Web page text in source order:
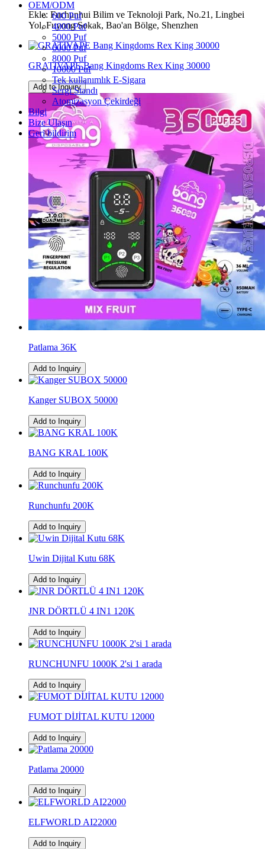
OEM/ODM
600 Puf
4000 Puf
5000 Puf
6000 Puf
8000 Puf
10000 Puf
Tek kullanımlık E-Sigara
Sergi Standı
Atomizasyon Çekirdeği
Bilgi
Bize Ulaşın
Geri bildirim
Ekle: Fuchunhui Bilim ve Teknoloji Park, No.21, Lingbei
Yol, Fuyong Sokak, Bao'an Bölge, Shenzhen
GRATIVAPE Bang Kingdoms Rex King 30000
Add to Inquiry
Patlama 36K
Add to Inquiry
Kanger SUBOX 50000
Add to Inquiry
BANG KRAL 100K
Add to Inquiry
Runchunfu 200K
Add to Inquiry
Uwin Dijital Kutu 68K
Add to Inquiry
JNR DÖRTLÜ 4 IN1 120K
Add to Inquiry
RUNCHUNFU 1000K 2'si 1 arada
Add to Inquiry
FUMOT DİJİTAL KUTU 12000
Add to Inquiry
Patlama 20000
Add to Inquiry
ELFWORLD AI22000
Add to Inquiry